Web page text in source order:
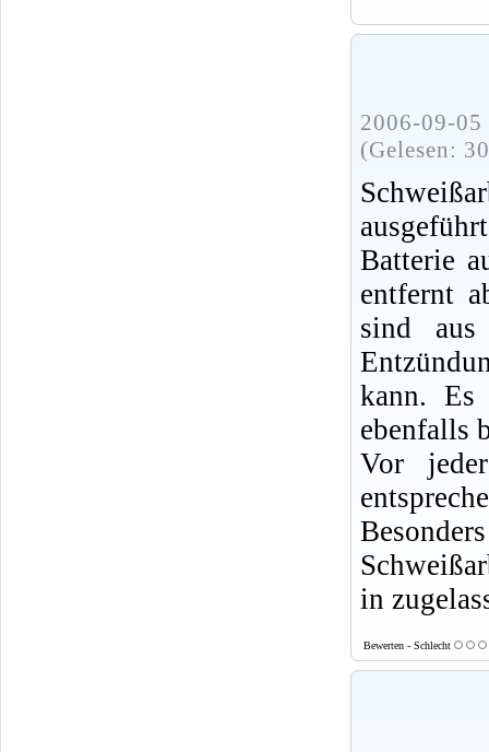
2006-09-
(Gelesen:
Batterie
entfernt
sind
kann. Es
ebenfalls
Vor
in
Bewerten - Schlecht